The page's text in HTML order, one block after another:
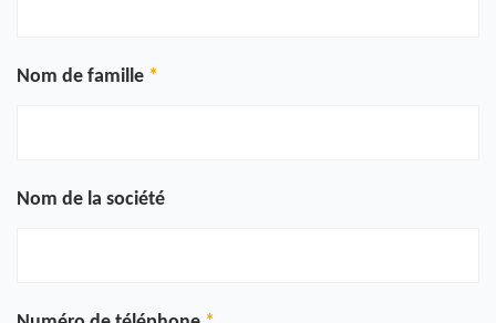
Nom de famille
Nom de la société